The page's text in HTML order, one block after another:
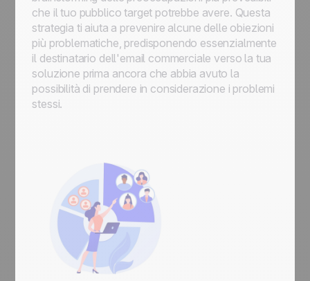
che il tuo pubblico target potrebbe avere. Questa
strategia ti aiuta a prevenire alcune delle obiezioni
più problematiche, predisponendo essenzialmente
il destinatario dell'email commerciale verso la tua
soluzione prima ancora che abbia avuto la
possibilità di prendere in considerazione i problemi
stessi.